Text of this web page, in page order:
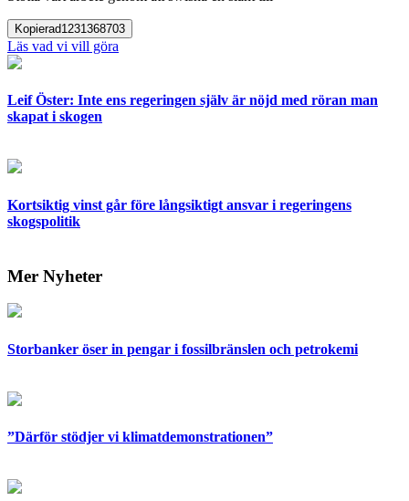
Kopierad1231368703
Läs vad vi vill göra
Leif Öster: Inte ens regeringen själv är nöjd med röran man
skapat i skogen
Kortsiktig vinst går före långsiktigt ansvar i regeringens
skogspolitik
Mer Nyheter
Storbanker öser in pengar i fossilbränslen och petrokemi
”Därför stödjer vi klimatdemonstrationen”